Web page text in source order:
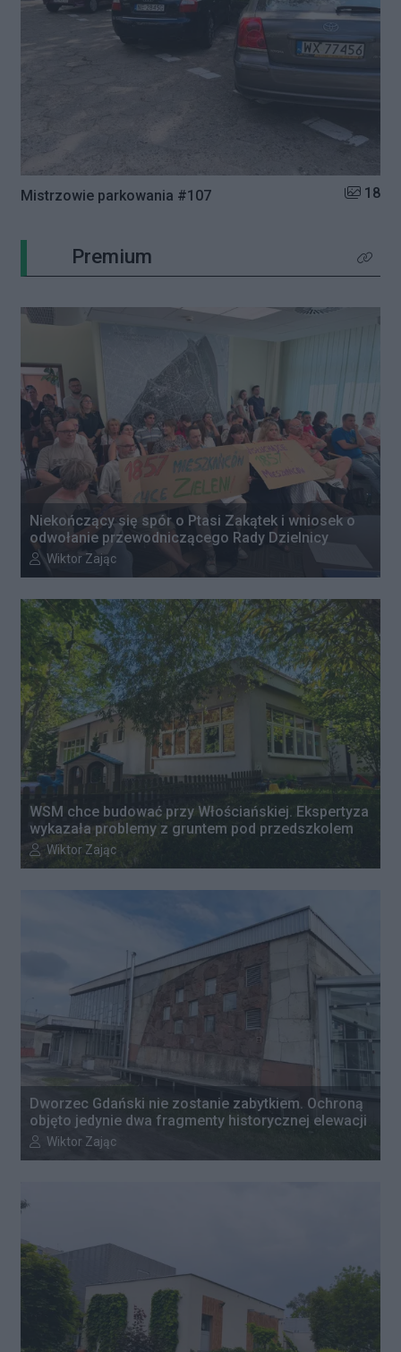
Mistrzowie parkowania #107 Liczba
18
Premium Kliknij
Niekończący się spór o Ptasi Zakątek i wniosek o
odwołanie przewodniczącego Rady Dzielnicy
Autor artykułu:
Wiktor Zając
WSM chce budować przy Włościańskiej. Ekspertyza
wykazała problemy z gruntem pod przedszkolem
Autor artykułu:
Wiktor Zając
Dworzec Gdański nie zostanie zabytkiem. Ochroną
objęto jedynie dwa fragmenty historycznej elewacji
Autor artykułu:
Wiktor Zając